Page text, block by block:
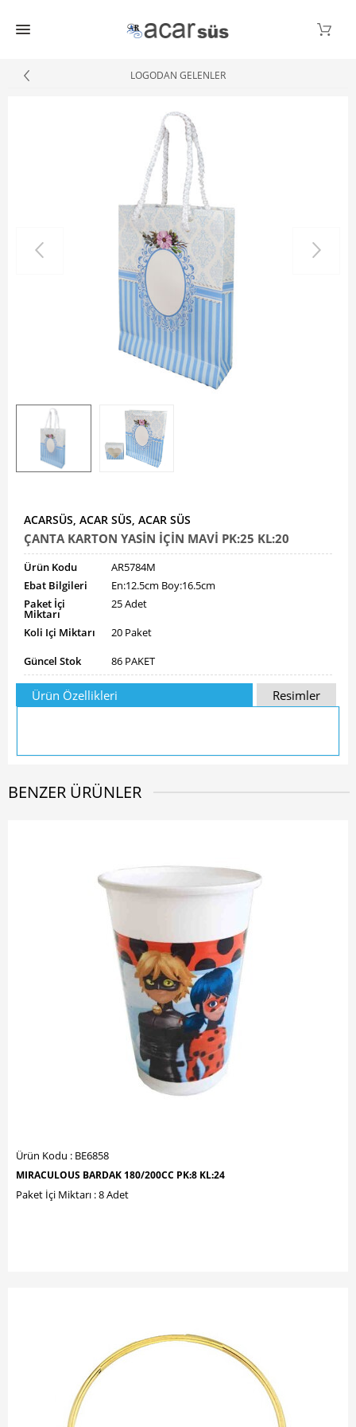
LOGODAN GELENLER
ACARSÜS, ACAR SÜS, ACAR SÜS
ÇANTA KARTON YASİN İÇİN MAVİ PK:25 KL:20
Ürün Kodu
AR5784M
Ebat Bilgileri
En:12.5cm Boy:16.5cm
Paket İçi
Miktarı
25 Adet
Koli Içi Miktarı
20 Paket
Güncel Stok
86 PAKET
Ürün Özellikleri Resimler
BENZER ÜRÜNLER
Ürün Kodu : BE6858
MIRACULOUS BARDAK 180/200CC PK:8 KL:24
Paket İçi Miktarı : 8 Adet